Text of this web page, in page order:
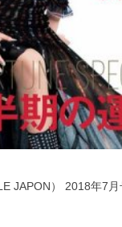
JAPON） 2018年7